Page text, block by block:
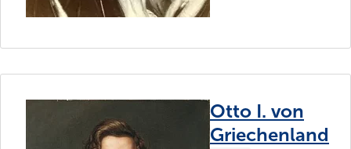
Otto I. von
Griechenland